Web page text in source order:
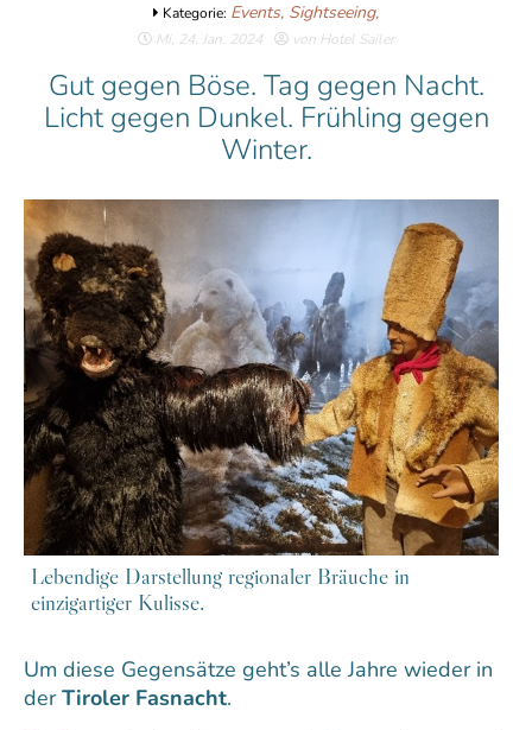
Kategorie: Events, Sightseeing,
Mi, 24. Jan. 2024 von Hotel Sailer
Gut gegen Böse. Tag gegen Nacht.
Licht gegen Dunkel. Frühling gegen
Winter.
Lebendige Darstellung regionaler Bräuche in
einzigartiger Kulisse.
Um diese Gegensätze geht’s alle Jahre wieder in
derTiroler Fasnacht.